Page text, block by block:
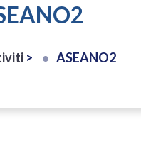
> ASEANO2